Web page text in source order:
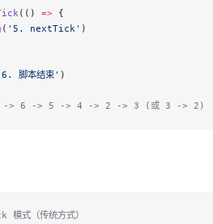
(() => {
( '5. nextTick' )
脚本结束' )
-> 6 -> 5 -> 4 -> 2 -> 3 (或 3 -> 2)
式（传统方式）